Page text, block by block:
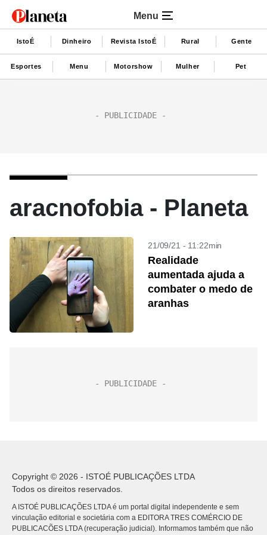
Menu
IstoÉ Dinheiro Revista IstoÉ Rural Gente
Esportes Menu Motorshow Mulher Pet
aracnofobia - Planeta
21/09/21 - 11:22min
Realidade
aumentada ajuda a
combater o medo de
aranhas
Copyright © 2026 - ISTOÉ PUBLICAÇÕES LTDA
Todos os direitos reservados.
A ISTOÉ PUBLICAÇÕES LTDA é um portal digital independente e sem
vinculação editorial e societária com a EDITORA TRES COMÉRCIO DE
PUBLICACÕES LTDA (recuperação judicial). Informamos também que não